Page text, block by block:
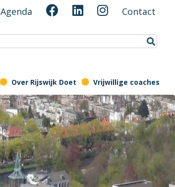
Agenda Contact
Over Rijswijk Doet Vrijwillige coaches